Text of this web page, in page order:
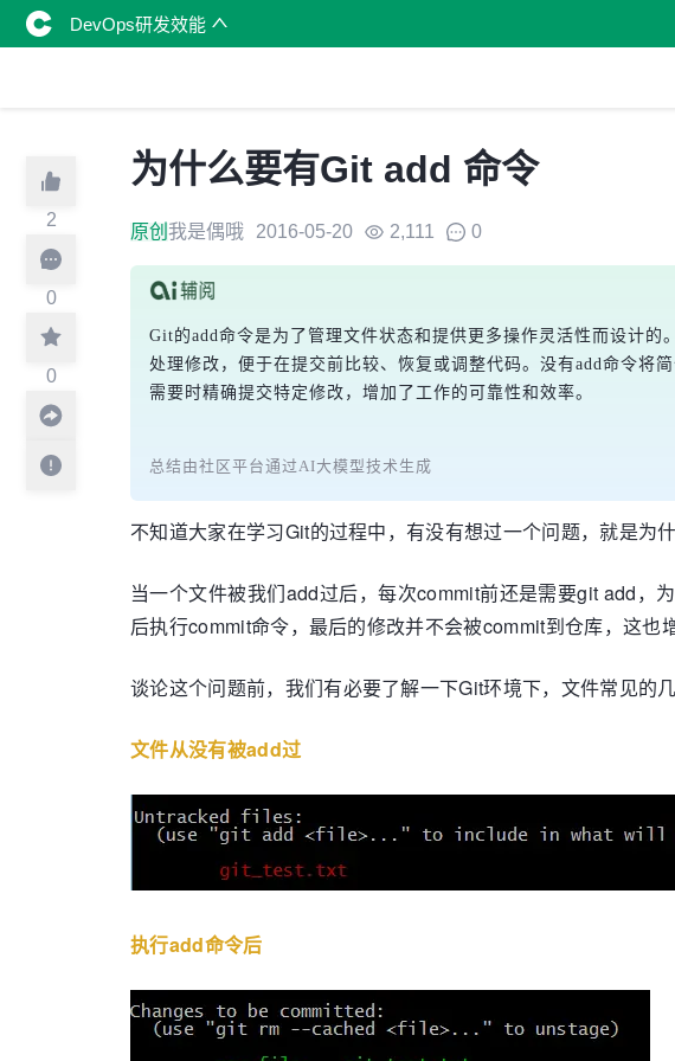
DevOps研发效能
2
0
0
为什么要有Git add 命令
原创 我是偶哦 2016-05-20 2,111 0
Git的add命令是为了管理文件状态和提供更多操作灵活性而设计
处理修改，便于在提交前比较、恢复或调整代码。没有add命令将
需要时精确提交特定修改，增加了工作的可靠性和效率。
总结由社区平台通过AI大模型技术生成
不知道大家在学习Git的过程中，有没有想过一个问题，就是为
当一个文件被我们add过后，每次commit前还是需要git add
后执行commit命令，最后的修改并不会被commit到仓库，这也
谈论这个问题前，我们有必要了解一下Git环境下，文件常见的几
文件从没有被add过
执行add命令后